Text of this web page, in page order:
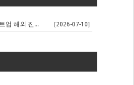
🌍 경기 AI 스타트업 해외 진출 판... [2026-07-10]